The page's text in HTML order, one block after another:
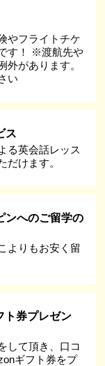
やフライトチケ
す！ ※渡航先や
外があります。
い
ス
る英会話レッス
だけます。
へのご留学の
よりもお安く留
ト券プレゼン
して頂き、口コ
ギフト券をプ